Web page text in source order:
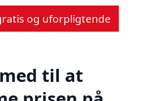
og uforpligtende
til at